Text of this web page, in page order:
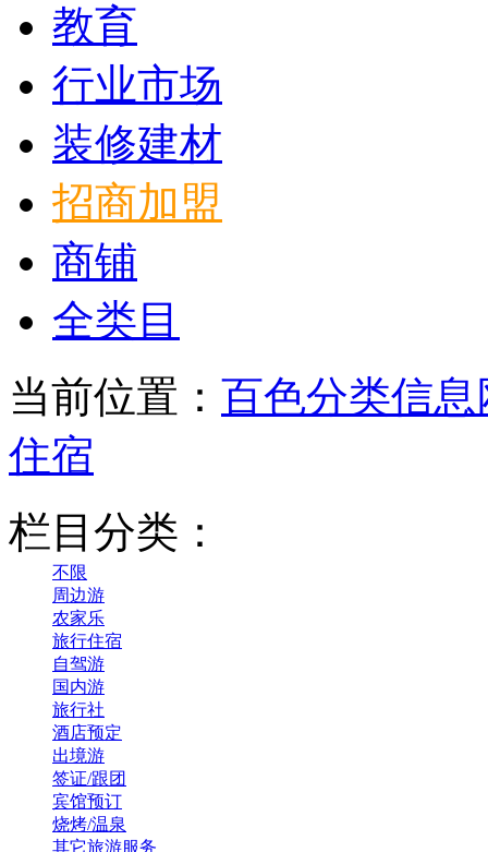
教育
行业市场
装修建材
招商加盟
商铺
全类目
当前位置： 百色分类信息
住宿
栏目分类：
不限
周边游
农家乐
旅行住宿
自驾游
国内游
旅行社
酒店预定
出境游
签证/跟团
宾馆预订
烧烤/温泉
其它旅游服务